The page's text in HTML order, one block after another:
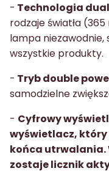
- Technologia
rodzaje światła
lampa
wszystkie produkty.
- Tryb double
samodzielne
- Cyfrowy
wyświetlacz, który
końca utrwalania.
zostaje licznik